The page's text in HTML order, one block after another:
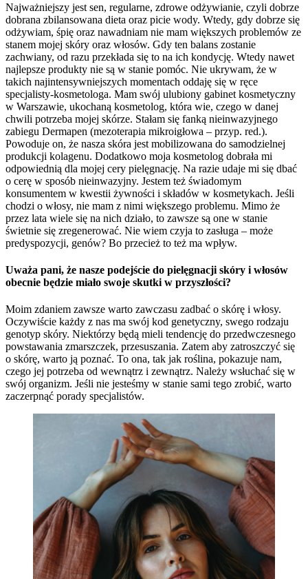
Najważniejszy jest sen, regularne, zdrowe odżywianie, czyli dobrze
dobrana zbilansowana dieta oraz picie wody. Wtedy, gdy dobrze się
odżywiam, śpię oraz nawadniam nie mam większych problemów ze
stanem mojej skóry oraz włosów. Gdy ten balans zostanie
zachwiany, od razu przekłada się to na ich kondycję. Wtedy nawet
najlepsze produkty nie są w stanie pomóc. Nie ukrywam, że w
takich najintensywniejszych momentach oddaję się w ręce
specjalisty-kosmetologa. Mam swój ulubiony gabinet kosmetyczny
w Warszawie, ukochaną kosmetolog, która wie, czego w danej
chwili potrzeba mojej skórze. Stałam się fanką nieinwazyjnego
zabiegu Dermapen (mezoterapia mikroigłowa – przyp. red.).
Powoduje on, że nasza skóra jest mobilizowana do samodzielnej
produkcji kolagenu. Dodatkowo moja kosmetolog dobrała mi
odpowiednią dla mojej cery pielęgnację. Na razie udaje mi się dbać
o cerę w sposób nieinwazyjny. Jestem też świadomym
konsumentem w kwestii żywności i składów w kosmetykach. Jeśli
chodzi o włosy, nie mam z nimi większego problemu. Mimo że
przez lata wiele się na nich działo, to zawsze są one w stanie
świetnie się zregenerować. Nie wiem czyja to zasługa – może
predyspozycji, genów? Bo przecież to też ma wpływ.
Uważa pani, że nasze podejście do pielęgnacji skóry i włosów
obecnie będzie miało swoje skutki w przyszłości?
Moim zdaniem zawsze warto zawczasu zadbać o skórę i włosy.
Oczywiście każdy z nas ma swój kod genetyczny, swego rodzaju
genotyp skóry. Niektórzy będą mieli tendencję do przedwczesnego
powstawania zmarszczek, przesuszania. Zatem aby zatroszczyć się
o skórę, warto ją poznać. To ona, tak jak roślina, pokazuje nam,
czego jej potrzeba od wewnątrz i zewnątrz. Należy wsłuchać się w
swój organizm. Jeśli nie jesteśmy w stanie sami tego zrobić, warto
zaczerpnąć porady specjalistów.